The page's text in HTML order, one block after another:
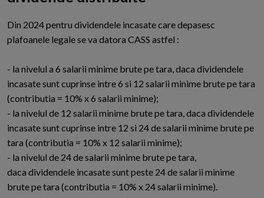
Din 2024 pentru dividendele incasate care depasesc
plafoanele legale se va datora CASS astfel :
- la nivelul a 6 salarii minime brute pe tara, daca dividendele
incasate sunt cuprinse intre 6 si 12 salarii minime brute pe tara
(contributia = 10% x 6 salarii minime);
- la nivelul de 12 salarii minime brute pe tara, daca dividendele
incasate sunt cuprinse intre 12 si 24 de salarii minime brute pe
tara (contributia = 10% x 12 salarii minime);
- la nivelul de 24 de salarii minime brute pe tara,
daca dividendele incasate sunt peste 24 de salarii minime
brute pe tara (contributia = 10% x 24 salarii minime).